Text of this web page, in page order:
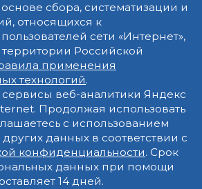
сбора, систематизации и
относящихся к
сети «Интернет»,
Российской
применения
технологий.
сервисы веб-аналитики Яндекс
Продолжая использовать
с использованием
данных в соответствии с
конфиденциальности. Срок
данных при помощи
14 дней.